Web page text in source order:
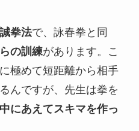
拳法で、詠春拳と同
の訓練があります。こ
極めて短距離から相手
んですが、先生は拳を
にあえてスキマを作っ